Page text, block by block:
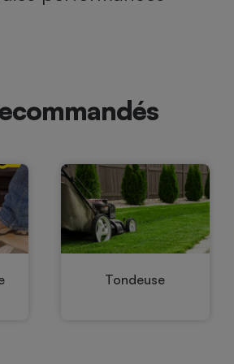
TondeuseVentilateur
Antivirus
Radiateur électrique
Climatiseur -
Ventilateur